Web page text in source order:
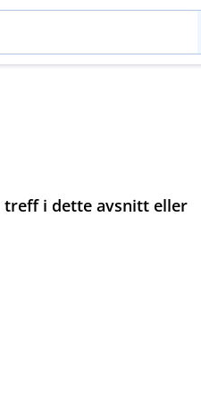
treff i dette avsnitt eller